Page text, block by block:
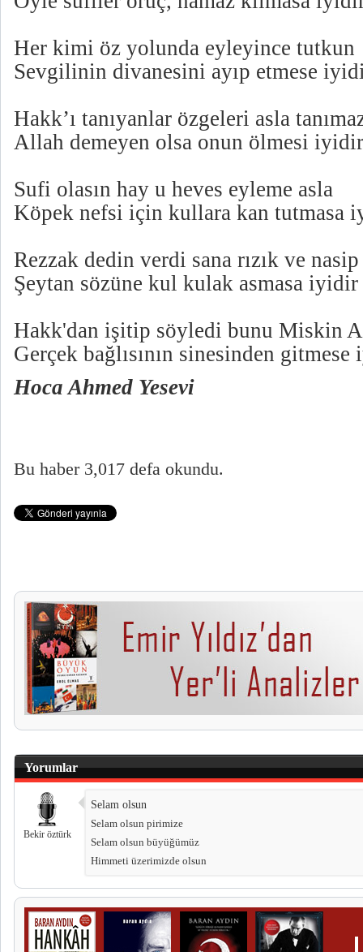
Her kimi öz yolunda eyleyince tutkun
Sevgilinin divanesini ayıp etmese
Hakk’ı tanıyanlar özgeleri asla
Allah demeyen olsa onun ölmesi iyidir
Sufi olasın hay u heves eyleme asla
Köpek nefsi için kullara kan tutmasa
Rezzak dedin verdi sana rızık ve nasip
Şeytan sözüne kul kulak asmasa iyidir
Hakk'dan işitip söyledi bunu Miskin
Gerçek bağlısının sinesinden
Hoca Ahmed Yesevi
Bu haber 3,017 defa okundu.
Yorumlar
Bekir öztürk
Selam olsun
Selam olsun pirimize
Selam olsun büyüğümüz
Himmeti üzerimizde olsun